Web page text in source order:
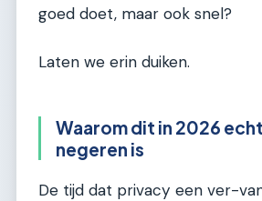
goed doet, maar ook snel?
Laten we erin duiken.
Waarom dit in 2026
negeren is
De tijd dat privacy een ver-